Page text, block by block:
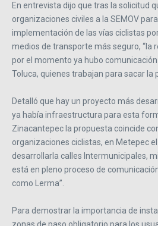
En entrevista dijo que tras la solicitud
organizaciones civiles a la SEMOV
implementación de las vías ciclistas
medios de transporte más seguro, “la
por el momento ya hubo
Toluca, quienes trabajan para sacar la
Detalló que hay un proyecto más
ya había infraestructura para esta
Zinacantepec la propuesta coincide
organizaciones ciclistas, en Metepec
desarrollarla calles Intermunicipales,
está en pleno proceso de
como Lerma”.
Para demostrar la importancia de